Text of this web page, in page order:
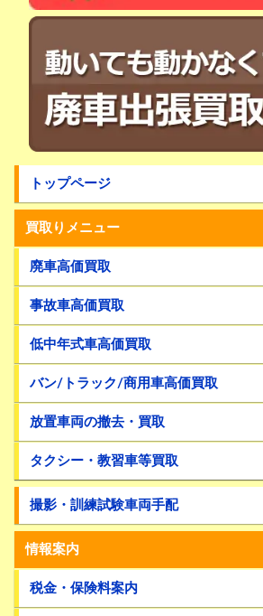
トップページ
買取りメニュー
廃車高価買取
事故車高価買取
低中年式車高価買取
バン/トラック/商用車高価買取
放置車両の撤去・買取
タクシー・教習車等買取
撮影・訓練試験車両手配
情報案内
税金・保険料案内